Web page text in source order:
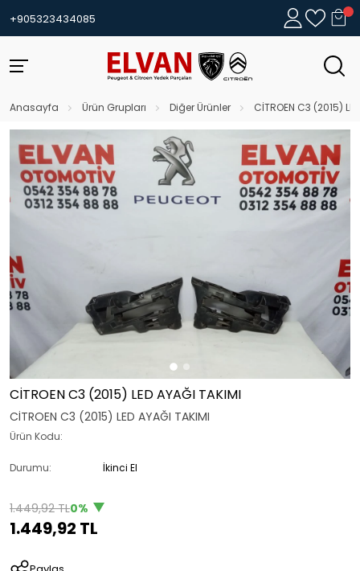
+905323434085
Anasayfa Ürün Grupları Diğer Ürünler CİTROEN C3 (2015)
CİTROEN C3 (2015) LED AYAĞI TAKIMI
CİTROEN C3 (2015) LED AYAĞI TAKIMI
Ürün Kodu:
Durumu: İkinci El
1.449,92 TL0%
1.449,92 TL